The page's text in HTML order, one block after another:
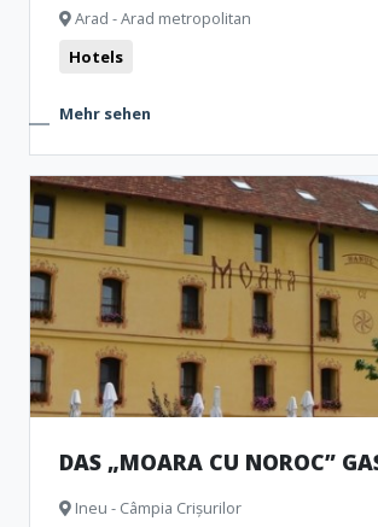
Arad - Arad metropolitan
Hotels
Mehr sehen
DAS „MOARA CU NOROC”
Ineu - Câmpia Crișurilor